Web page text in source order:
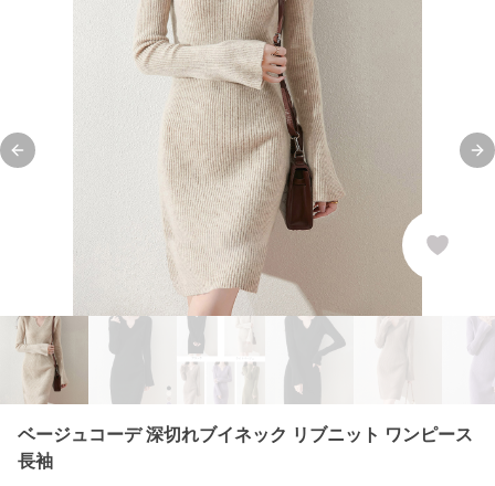
Previous slide
ベージュコーデ 深切れブイネック リブニット ワンピース
長袖